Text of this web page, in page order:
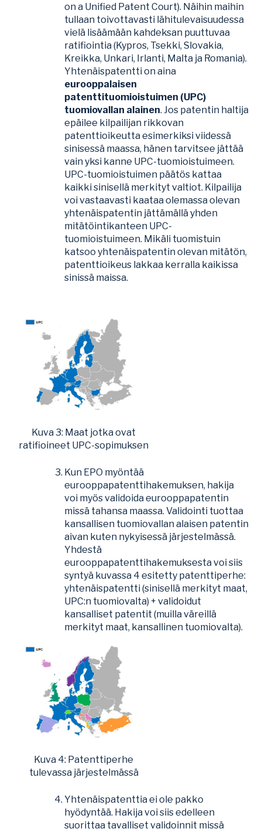
on a Unified Patent Court). Näihin maihin
tullaan toivottavasti lähitulevaisuudessa
vielä lisäämään kahdeksan puuttuvaa
ratifiointia (Kypros, Tsekki, Slovakia,
Kreikka, Unkari, Irlanti, Malta ja Romania).
Yhtenäispatentti on aina
eurooppalaisen
patenttituomioistuimen (UPC)
tuomiovallan alainen. Jos patentin haltija
epäilee kilpailijan rikkovan
patenttioikeutta esimerkiksi viidessä
sinisessä maassa, hänen tarvitsee jättää
vain yksi kanne UPC-tuomioistuimeen.
UPC-tuomioistuimen päätös kattaa
kaikki sinisellä merkityt valtiot. Kilpailija
voi vastaavasti kaataa olemassa olevan
yhtenäispatentin jättämällä yhden
mitätöintikanteen UPC-
tuomioistuimeen. Mikäli tuomistuin
katsoo yhtenäispatentin olevan mitätön,
patenttioikeus lakkaa kerralla kaikissa
sinissä maissa.
Kuva 3: Maat jotka ovat
ratifioineet UPC-sopimuksen
Kun EPO myöntää
eurooppapatenttihakemuksen, hakija
voi myös validoida eurooppapatentin
missä tahansa maassa. Validointi tuottaa
kansallisen tuomiovallan alaisen patentin
aivan kuten nykyisessä järjestelmässä.
Yhdestä
eurooppapatenttihakemuksesta voi siis
syntyä kuvassa 4 esitetty patenttiperhe:
yhtenäispatentti (sinisellä merkityt maat,
UPC:n tuomiovalta) + validoidut
kansalliset patentit (muilla väreillä
merkityt maat, kansallinen tuomiovalta).
Kuva 4: Patenttiperhe
tulevassa järjestelmässä
Yhtenäispatenttia ei ole pakko
hyödyntää. Hakija voi siis edelleen
suorittaa tavalliset validoinnit missä